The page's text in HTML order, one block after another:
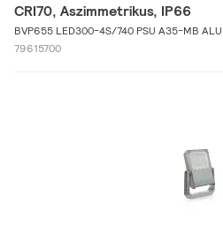
CRI70, Aszimmetrikus, IP66
BVP655 LED300-4S/740 PSU A35-MB ALU
79615700